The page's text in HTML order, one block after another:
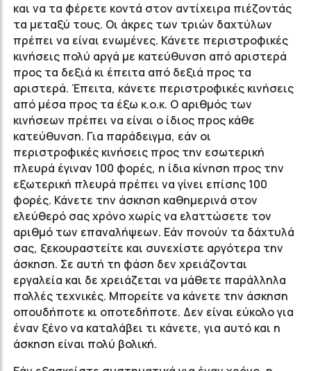
και να τα φέρετε κοντά στον αντίχειρα πιέζοντάς
τα μεταξύ τους. Οι άκρες των τριών δαχτύλων
πρέπει να είναι ενωμένες. Κάνετε περιστροφικές
κινήσεις πολύ αργά με κατεύθυνση από αριστερά
προς τα δεξιά κι έπειτα από δεξιά προς τα
αριστερά. Έπειτα, κάνετε περιστροφικές κινήσεις
από μέσα προς τα έξω κ.ο.κ. Ο αριθμός των
κινήσεων πρέπει να είναι ο ίδιος προς κάθε
κατεύθυνση. Για παράδειγμα, εάν οι
περιστροφικές κινήσεις προς την εσωτερική
πλευρά έγιναν 100 φορές, η ίδια κίνηση προς την
εξωτερική πλευρά πρέπει να γίνει επίσης 100
φορές. Κάνετε την άσκηση καθημερινά στον
ελεύθερό σας χρόνο χωρίς να ελαττώσετε τον
αριθμό των επαναλήψεων. Εάν πονούν τα δάχτυλά
σας, ξεκουραστείτε και συνεχίστε αργότερα την
άσκηση. Σε αυτή τη φάση δεν χρειάζονται
εργαλεία και δε χρειάζεται να μάθετε παράλληλα
πολλές τεχνικές. Μπορείτε να κάνετε την άσκηση
οπουδήποτε κι οποτεδήποτε. Δεν είναι εύκολο για
έναν ξένο να καταλάβει τι κάνετε, για αυτό και η
άσκηση είναι πολύ βολική.